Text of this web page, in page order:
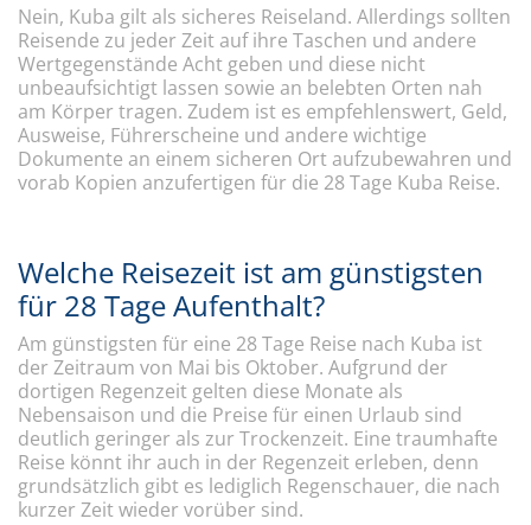
Nein, Kuba gilt als sicheres Reiseland. Allerdings sollten
Reisende zu jeder Zeit auf ihre Taschen und andere
Wertgegenstände Acht geben und diese nicht
unbeaufsichtigt lassen sowie an belebten Orten nah
am Körper tragen. Zudem ist es empfehlenswert, Geld,
Ausweise, Führerscheine und andere wichtige
Dokumente an einem sicheren Ort aufzubewahren und
vorab Kopien anzufertigen für die 28 Tage Kuba Reise.
Welche Reisezeit ist am günstigsten
für 28 Tage Aufenthalt?
Am günstigsten für eine 28 Tage Reise nach Kuba ist
der Zeitraum von Mai bis Oktober. Aufgrund der
dortigen Regenzeit gelten diese Monate als
Nebensaison und die Preise für einen Urlaub sind
deutlich geringer als zur Trockenzeit. Eine traumhafte
Reise könnt ihr auch in der Regenzeit erleben, denn
grundsätzlich gibt es lediglich Regenschauer, die nach
kurzer Zeit wieder vorüber sind.